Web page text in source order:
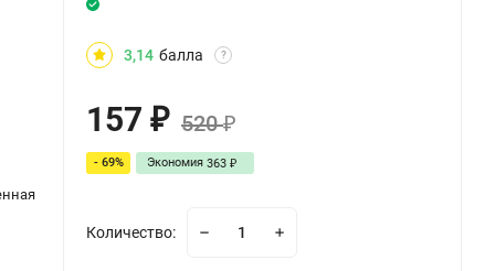
3,14 балла ?
157₽ 520₽
- 69% Экономия363₽
Количество: